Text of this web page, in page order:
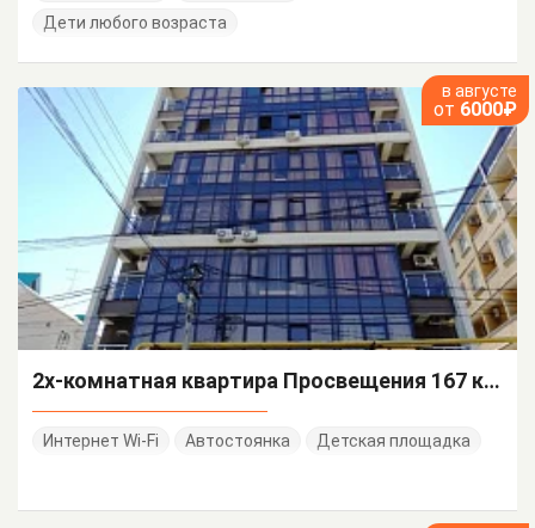
Дети любого возраста
в августе
от 6000₽
2х-комнатная квартира Просвещения 167 кв 96
Интернет Wi-Fi Автостоянка Детская площадка